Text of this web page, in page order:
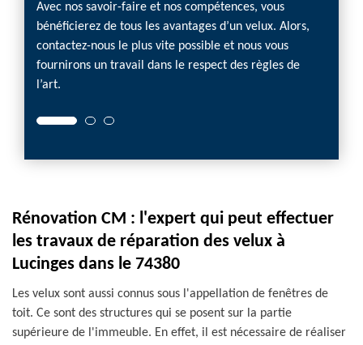
Avec nos savoir-faire et nos compétences, vous
bénéficierez de tous les avantages d’un velux. Alors,
contactez-nous le plus vite possible et nous vous
fournirons un travail dans le respect des règles de
l’art.
Rénovation CM : l'expert qui peut effectuer
les travaux de réparation des velux à
Lucinges dans le 74380
Les velux sont aussi connus sous l'appellation de fenêtres de
toit. Ce sont des structures qui se posent sur la partie
supérieure de l'immeuble. En effet, il est nécessaire de réaliser